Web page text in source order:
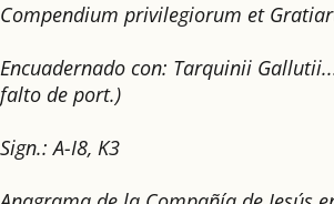
Compendium privilegiorum et
Encuadernado con: Tarquinii
falto de port.)
Sign.: A-I8, K3